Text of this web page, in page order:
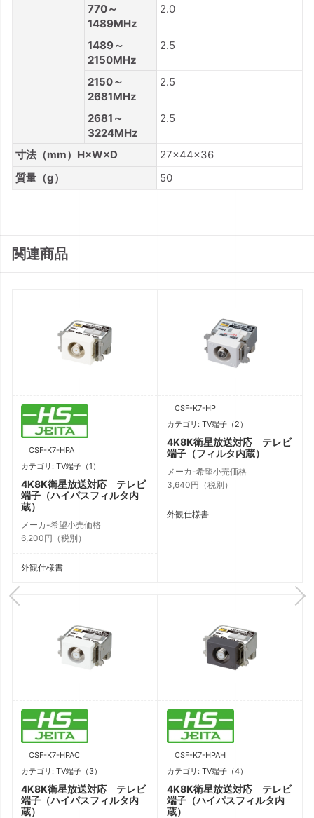
770～
1489MHz
2.0
1489～
2150MHz
2.5
2150～
2681MHz
2.5
2681～
3224MHz
2.5
寸法（mm）H×W×D
27×44×36
質量（g）
50
関連商品
CSF-K7-HPA
カテゴリ: TV端子（1）
4K8K衛星放送対応 テレビ
端子（ハイパスフィルタ内
蔵）
メーカ-希望小売価格
6,200円（税別）
外観仕様書
CSF-K7-HP
カテゴリ: TV端子（2）
4K8K衛星放送対応 テレビ
端子（フィルタ内蔵）
メーカ-希望小売価格
3,640円（税別）
外観仕様書
CSF-K7-HPAC
カテゴリ: TV端子（3）
4K8K衛星放送対応 テレビ
端子（ハイパスフィルタ内
蔵）
CSF-K7-HPAH
カテゴリ: TV端子（4）
4K8K衛星放送対応 テレビ
端子（ハイパスフィルタ内
蔵）